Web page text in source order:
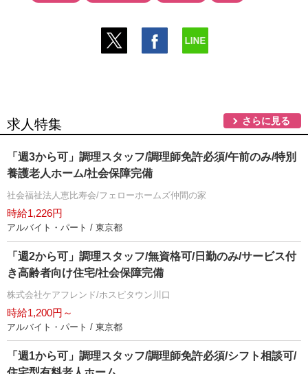
求人特集 さらに見る
「週3から可」調理スタッフ/調理師免許必須/午前のみ/特別
養護老人ホーム/社会保障完備
社会福祉法人恵比寿会/フェローホームズ仲間の家
時給1,226円
アルバイト・パート / 東京都
「週2から可」調理スタッフ/無資格可/日勤のみ/サービス付
き高齢者向け住宅/社会保障完備
株式会社ケアフレンド/ホスピタウン川口
時給1,200円～
アルバイト・パート / 東京都
「週1から可」調理スタッフ/調理師免許必須/シフト相談可/